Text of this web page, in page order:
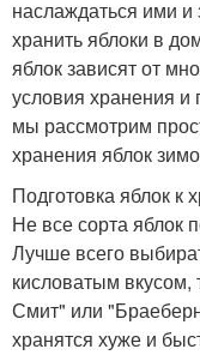
наслаждаться ими и
хранить яблоки в
яблок зависят от
условия хранения и
мы рассмотрим
хранения яблок
Подготовка яблок
Не все сорта яблок
Лучше всего
кисловатым вкусом,
Смит" или
хранятся хуже и